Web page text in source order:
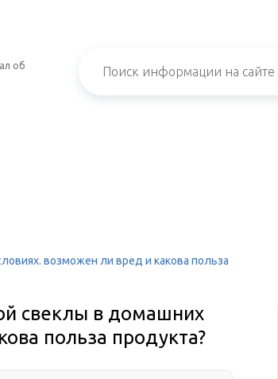
об
возможен ли вред и какова польза
свеклы в домашних
польза продукта?